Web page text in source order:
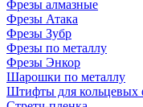
Фрезы алмазные
Фрезы Атака
Фрезы Зубр
Фрезы по металлу
Фрезы Энкор
Шарошки по металлу
Штифты для кольцевых